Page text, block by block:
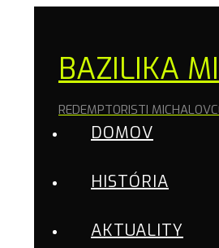
BAZILIKA
REDEMPTORISTI
DOMOV
HISTÓRIA
AKTUALITY